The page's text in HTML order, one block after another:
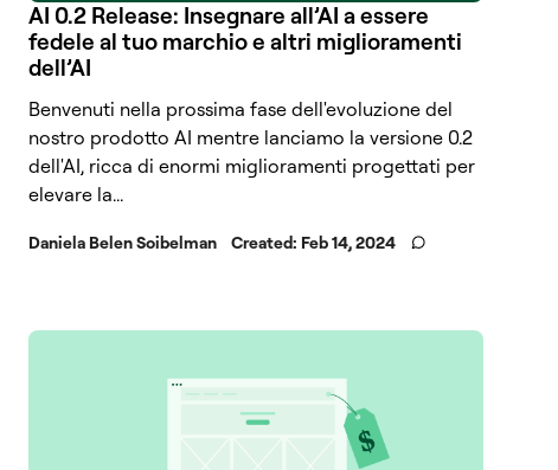
AI 0.2 Release: Insegnare all’AI a essere
fedele al tuo marchio e altri miglioramenti
dell’AI
Benvenuti nella prossima fase dell'evoluzione del
nostro prodotto AI mentre lanciamo la versione 0.2
dell'AI, ricca di enormi miglioramenti progettati per
elevare la...
Daniela Belen Soibelman Created: Feb 14, 2024